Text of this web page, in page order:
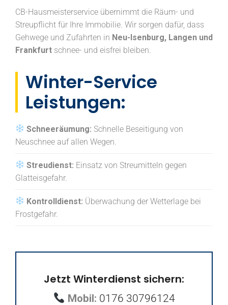
CB-Hausmeisterservice übernimmt die Räum- und
Streupflicht für Ihre Immobilie. Wir sorgen dafür, dass
Gehwege und Zufahrten in Neu-Isenburg, Langen und
Frankfurt schnee- und eisfrei bleiben.
Winter-Service
Leistungen:
Schneeräumung: Schnelle Beseitigung von
Neuschnee auf allen Wegen.
Streudienst: Einsatz von Streumitteln gegen
Glatteisgefahr.
Kontrolldienst: Überwachung der Wetterlage bei
Frostgefahr.
Jetzt Winterdienst sichern:
Mobil: 0176 30796124